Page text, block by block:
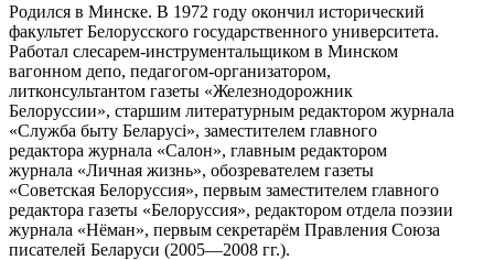
Родился в Минске. В 1972 году окончил исторический
факультет Белорусского государственного университета.
Работал слесарем-инструментальщиком в Минском
вагонном депо, педагогом-организатором,
литконсультантом газеты «Железнодорожник
Белоруссии», старшим литературным редактором журнала
«Служба быту Беларусі», заместителем главного
редактора журнала «Салон», главным редактором
журнала «Личная жизнь», обозревателем газеты
«Советская Белоруссия», первым заместителем главного
редактора газеты «Белоруссия», редактором отдела поэзии
журнала «Нёман», первым секретарём Правления Союза
писателей Беларуси (2005—2008 гг.).